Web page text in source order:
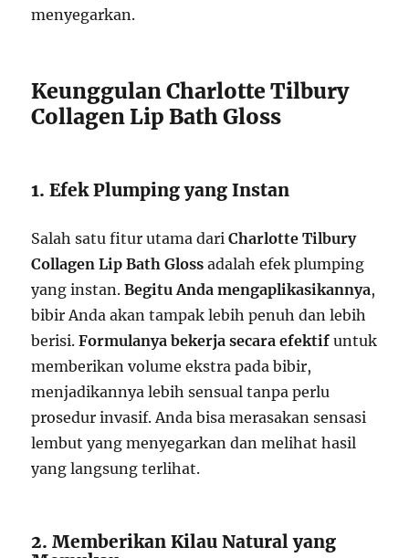
menyegarkan.
Keunggulan Charlotte Tilbury
Collagen Lip Bath Gloss
1. Efek Plumping yang Instan
Salah satu fitur utama dariCharlotte Tilbury
Collagen Lip Bath Gloss adalah efek plumping
yang instan.Begitu Anda mengaplikasikannya,
bibir Anda akan tampak lebih penuh dan lebih
berisi.Formulanya bekerja secara efektif untuk
memberikan volume ekstra pada bibir,
menjadikannya lebih sensual tanpa perlu
prosedur invasif. Anda bisa merasakan sensasi
lembut yang menyegarkan dan melihat hasil
yang langsung terlihat.
2. Memberikan Kilau Natural yang